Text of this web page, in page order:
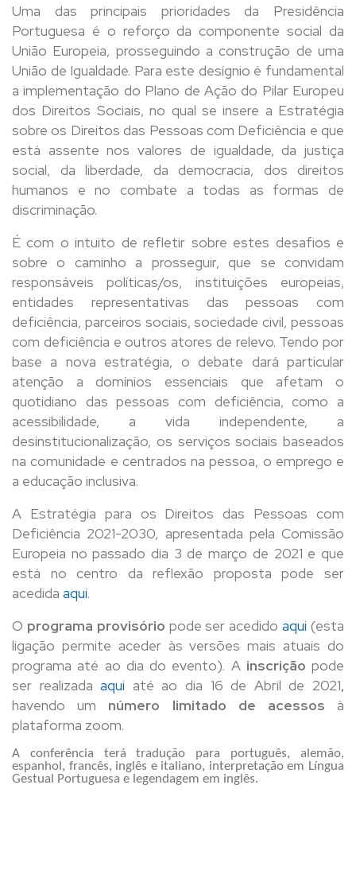
Uma das principais prioridades da Presidência
Portuguesa é o reforço da componente social da
União Europeia, prosseguindo a construção de uma
União de Igualdade. Para este desígnio é fundamental
a implementação do Plano de Ação do Pilar Europeu
dos Direitos Sociais, no qual se insere a Estratégia
sobre os Direitos das Pessoas com Deficiência e que
está assente nos valores de igualdade, da justiça
social, da liberdade, da democracia, dos direitos
humanos e no combate a todas as formas de
discriminação.
É com o intuito de refletir sobre estes desafios e
sobre o caminho a prosseguir, que se convidam
responsáveis políticas/os, instituições europeias,
entidades representativas das pessoas com
deficiência, parceiros sociais, sociedade civil, pessoas
com deficiência e outros atores de relevo. Tendo por
base a nova estratégia, o debate dará particular
atenção a domínios essenciais que afetam o
quotidiano das pessoas com deficiência, como a
acessibilidade, a vida independente, a
desinstitucionalização, os serviços sociais baseados
na comunidade e centrados na pessoa, o emprego e
a educação inclusiva.
A Estratégia para os Direitos das Pessoas com
Deficiência 2021-2030, apresentada pela Comissão
Europeia no passado dia 3 de março de 2021 e que
está no centro da reflexão proposta pode ser
acedida aqui.
O programa provisório pode ser acedidoaqui (esta
ligação permite aceder às versões mais atuais do
programa até ao dia do evento). Ainscrição pode
ser realizadaaqui até ao dia 16 de Abril de 2021,
havendo um número limitado de acessos à
plataforma zoom.
A conferência terá tradução para português, alemão,
espanhol, francês, inglês e italiano, interpretação em Língua
Gestual Portuguesa e legendagem em inglês.